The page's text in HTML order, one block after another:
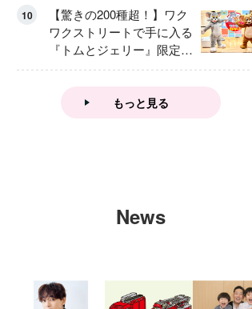
10
【驚きの200種超！】ワク
ワクストリートで手に入る
『トムとジェリー』限定グ
ッズ特集
もっと見る
News